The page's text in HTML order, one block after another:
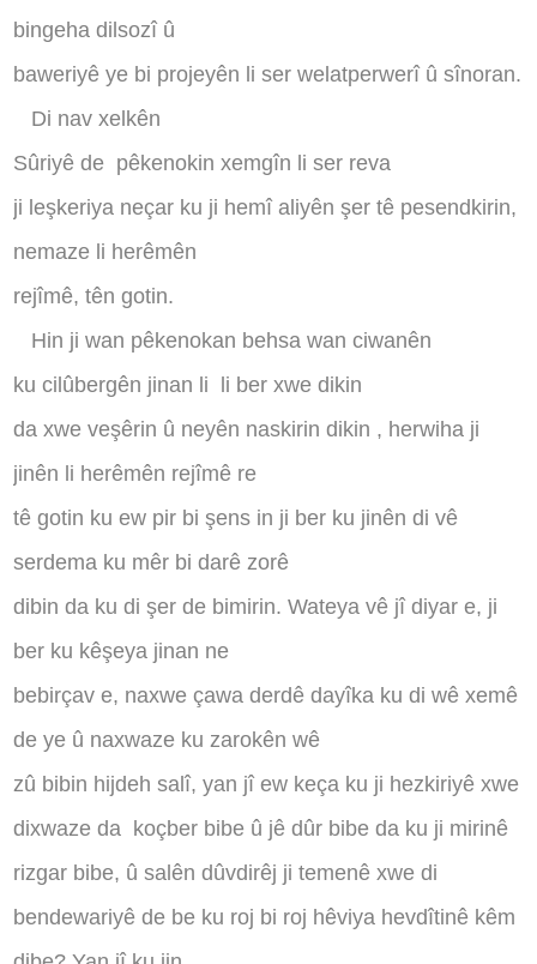
bingeha dilsozî û
baweriyê ye bi projeyên li ser welatperwerî û sînoran.
Di nav xelkên
Sûriyê de pêkenokin xemgîn li ser reva
ji leşkeriya neçar ku ji hemî aliyên şer tê pesendkirin,
nemaze li herêmên
rejîmê, tên gotin.
Hin ji wan pêkenokan behsa wan ciwanên
ku cilûbergên jinan li
li ber xwe dikin
da xwe veşêrin û neyên naskirin dikin , herwiha ji
jinên li herêmên rejîmê re
tê gotin ku ew pir bi şens in ji ber ku jinên di vê
serdema ku mêr bi darê zorê
dibin da ku di şer de bimirin. Wateya vê jî diyar e, ji
ber ku kêşeya jinan ne
bebirçav e, naxwe çawa derdê dayîka ku di wê xemê
de ye û naxwaze ku zarokên wê
zû bibin hijdeh salî, yan jî ew keça ku ji hezkiriyê xwe
dixwaze da koçber bibe û jê dûr bibe da ku ji mirinê
rizgar bibe, û salên dûvdirêj ji temenê xwe di
bendewariyê de be ku roj bi roj hêviya hevdîtinê kêm